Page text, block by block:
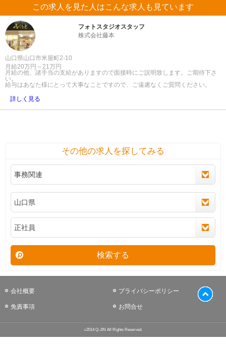
この求人を見た人はこんな求人も見ています
フォトスタジオスタッフ
株式会社藤本
山口県山口市米屋町2-10
月給20万円～21万円
月給の他、諸手当の支給がありますので面接時にご説明致します。ご期待下さ
い。
給与はあなた様にとって大事なことですので、ご遠慮なくご質問ください。
詳しく見る
その他の求人を探してみる
検索する
会社概要 プライバシーポリシー
免責事項 お問合せ
c2014 Q-JIN All Rights Reserved.